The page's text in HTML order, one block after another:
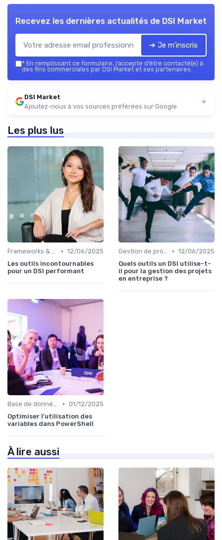
Recevez les dernières actualités de DSI Market
➔ Je m'inscris
* En remplissant ce formulaire, j’accepte d’être contacté(e) à
des fins commerciales par DSI Market et ses partenaires.
DSI Market
Ajoutez-nous à vos sources préférées sur Google
Les plus lus
Frameworks & Outils • 12/06/2025
Les outils incontournables
pour un DSI performant
Gestion de projets • 12/06/2025
Quels outils un DSI utilise-t-
il pour la gestion des projets
en entreprise ?
Base de données • 01/12/2025
Optimiser l'utilisation des
variables dans PowerShell
À lire aussi